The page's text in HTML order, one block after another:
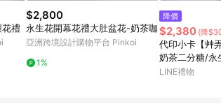
禮
$2,800
永生花開幕花禮大肚盆花-奶茶咖
亞洲跨境設計購物平台 Pinkoi
1%
降價
$2,380 (降
代印小卡【艸
奶茶二分糖/永
節花束 告白花
LINE禮物